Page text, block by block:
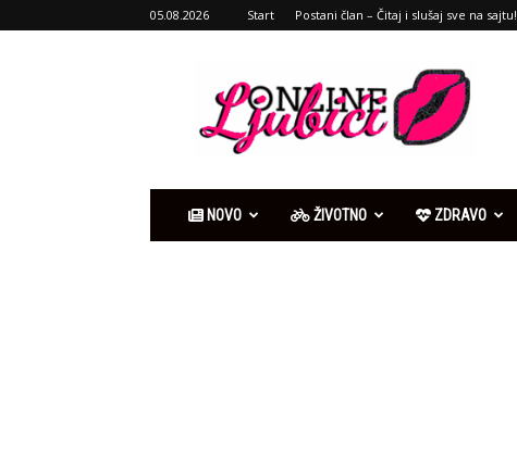
05.08.2026 Start Postani član – Čitaj i slušaj sve na sajtu!
online
NOVO ŽIVOTNO ZDRAVO